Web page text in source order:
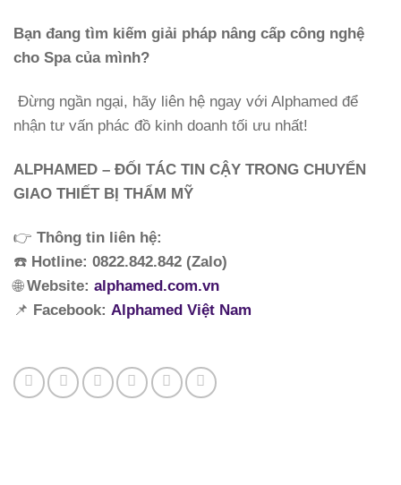
Bạn đang tìm kiếm giải pháp nâng cấp công nghệ
cho Spa của mình?
Đừng ngần ngại, hãy liên hệ ngay với Alphamed để
nhận tư vấn phác đồ kinh doanh tối ưu nhất!
ALPHAMED – ĐỐI TÁC TIN CẬY TRONG CHUYỂN
GIAO THIẾT BỊ THẨM MỸ
👉 Thông tin liên hệ:
☎️ Hotline: 0822.842.842 (Zalo)
🌐Website: alphamed.com.vn
📌 Facebook: Alphamed Việt Nam